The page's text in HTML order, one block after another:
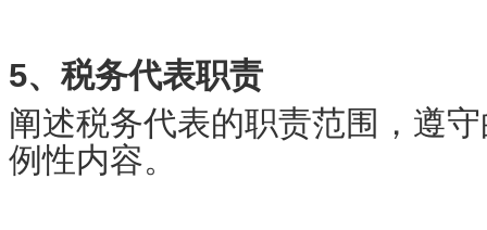
5、税务代表职责
阐述税务代表的职责范围，遵
例性内容。